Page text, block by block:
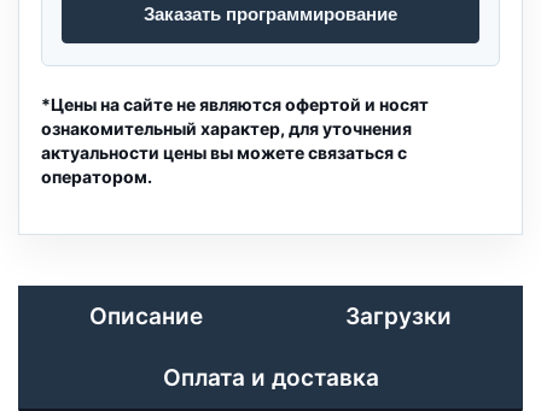
Заказать программирование
*Цены на сайте не являются офертой и носят
ознакомительный характер, для уточнения
актуальности цены вы можете связаться с
оператором.
Описание Загрузки
Оплата и доставка